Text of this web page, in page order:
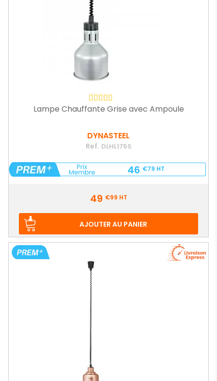
Lampe Chauffante Grise avec Ampoule
DYNASTEEL
Ref. DLHL175S
46 €79 HT
49 €99 HT
AJOUTER AU PANIER